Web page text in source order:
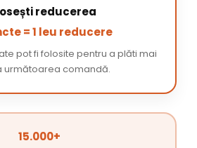
reducerea
= 1 leu reducere
pot fi folosite pentru a plăti mai
următoarea comandă.
15.000+